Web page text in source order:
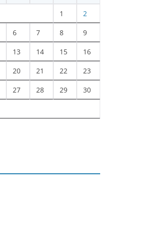
1 2
6 7 8 9
13 14 15 16
20 21 22 23
27 28 29 30